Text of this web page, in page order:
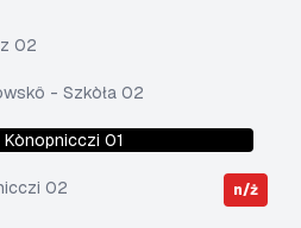
02
- Szkòła 02
Kònopnicczi 01
02 n/ż